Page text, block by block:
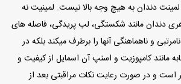
دندان به هیچ وجه بالا نیست. لمینیت نه
دندان مانند شکستگی، لب پریدگی، فاصله های
و ناهماهنگی آنها را برطرف میکند بلکه در
مانند کامپوزیت و اسنپ آن اسمایل از کیفیت و
است و در صورت رعایت نکات مراقبتی بعد از